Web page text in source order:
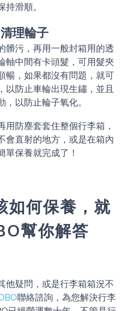
滑順。
理輪子
髒污，再用一般封箱用的透
軸中間有卡頭髮，可用髮夾
暢，如果都沒有問題，就可
以防止車輪出現生鏽，並且
以防止輪子氧化。
用防塵套套住整個行李箱，
會直射的地方，或是在箱內
單保養就完成了！
如何保養，就
幫你解答
他疑問，或是行李箱箱況不
聯絡諮詢，為您解決行李